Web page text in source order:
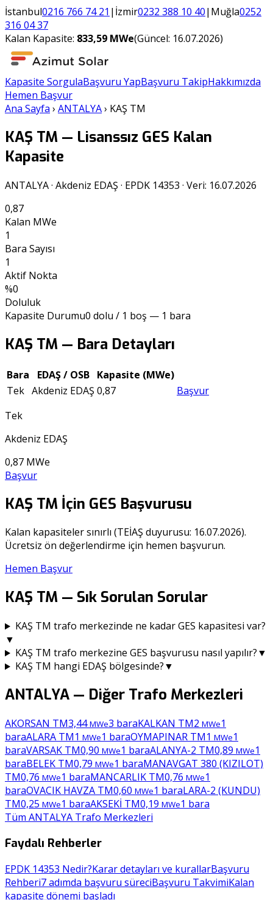
İstanbul0216 766 74 21 | İzmir0232 388 10 40| Muğla0252
316 04 37
Kalan Kapasite: 833,59 MWe(Güncel: 16.07.2026)
Kapasite SorgulaBaşvuru YapBaşvuru TakipHakkımızda
Hemen Başvur
Ana Sayfa › ANTALYA› KAŞ TM
KAŞ TM — Lisanssız GES Kalan
Kapasite
ANTALYA· Akdeniz EDAŞ · EPDK 14353 · Veri: 16.07.2026
0,87
Kalan MWe
1
Bara Sayısı
1
Aktif Nokta
%0
Doluluk
Kapasite Durumu0 dolu / 1 boş — 1 bara
KAŞ TM — Bara Detayları
Bara EDAŞ / OSB
Kapasite (MWe)
Tek Akdeniz EDAŞ 0,87
Başvur
Tek
Akdeniz EDAŞ
0,87 MWe
Başvur
KAŞ TM İçin GES Başvurusu
Kalan kapasiteler sınırlı (TEİAŞ duyurusu: 16.07.2026).
Ücretsiz ön değerlendirme için hemen başvurun.
Hemen Başvur
KAŞ TM — Sık Sorulan Sorular
KAŞ TM trafo merkezinde ne kadar GES kapasitesi var?
▼
KAŞ TM trafo merkezine GES başvurusu nasıl yapılır?▼
KAŞ TM hangi EDAŞ bölgesinde?▼
ANTALYA — Diğer Trafo Merkezleri
AKORSAN TM3,44 MWe3 baraKALKAN TM2 MWe1
baraALARA TM1 MWe1 baraOYMAPINAR TM1 MWe1
baraVARSAK TM0,90 MWe1 baraALANYA-2 TM0,89 MWe1
baraBELEK TM0,79 MWe1 baraMANAVGAT 380 (KIZILOT)
TM0,76 MWe1 baraMANCARLIK TM0,76 MWe1
baraOVACIK HAVZA TM0,60 MWe1 baraLARA-2 (KUNDU)
TM0,25 MWe1 baraAKSEKİ TM0,19 MWe1 bara
Tüm ANTALYA Trafo Merkezleri
Faydalı Rehberler
EPDK 14353 Nedir?Karar detayları ve kurallarBaşvuru
Rehberi7 adımda başvuru süreciBaşvuru TakvimiKalan
kapasite dönemi başladı